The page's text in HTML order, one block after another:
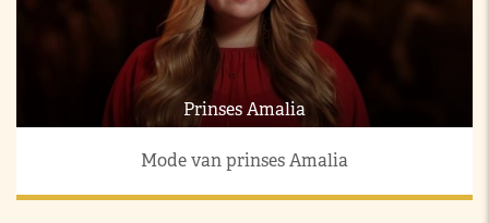
Prinses Amalia
Mode van prinses Amalia